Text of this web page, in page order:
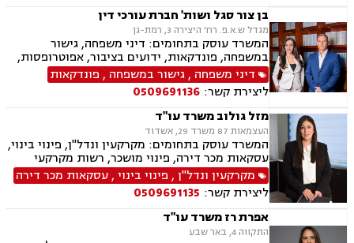
בן צור סגל ושות' חברת עורכי דין
מגדל ש.א.פ. רח' היצירה 3, רמת-גן
המשרד עוסק בתחומים: דיני משפחה, גישור
במשפחה, פונדקאות, ידועים בציבור, אפוטרופסות,
הסכמי ממון, אבהות, מזונות, החזקת ילדים, גירושין,
הורות חד מינית, נישואים אזרחיים, חוק הנוער,
אימוץ, חלוקת רכוש, מעמד אישי, תיאום הורי, חטיפת
ילדים, זמני שהות, אומנה, ניכור הורי, עסקאות
מתנה, ירושות וצוואות, ייפוי כוח מתמשך
דיני משפחה ,גישור במשפחה , פונדקאות
ליצירת קשר: 0509691136
מזל גולוב משרד עו"ד
העצמאות 87 משרד 29, אשדוד
המשרד עוסק בתחומים: מקרקעין ונדל"ן, פינוי בינוי,
עסקאות מכר דירה, פינוי מושכר, רשות מקרקעי
ישראל, בתים משותפים, ירושות וצוואות, ייפוי כוח
מתמשך, ייצוג רכישה מקבלן (יד ראשונה), חוזים,
הסכמי ממון
מקרקעין ונדל"ן, פינוי בינוי,עסקאות מכר דירה
ליצירת קשר: 0509691135
אפרת רז משרד עו"ד
התקווה 4, באר שבע